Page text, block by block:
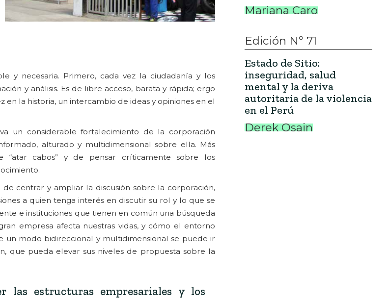
y necesaria. Primero, cada vez la ciudadanía y los
y análisis. Es de libre acceso, barata y rápida; ergo
la historia, un intercambio de ideas y opiniones en el
un considerable fortalecimiento de la corporación
alturado y multidimensional sobre ella. Más
“atar cabos” y de pensar críticamente sobre los
centrar y ampliar la discusión sobre la corporación,
a quien tenga interés en discutir su rol y lo que se
e instituciones que tienen en común una búsqueda
empresa afecta nuestras vidas, y cómo el entorno
un modo bidireccional y multidimensional se puede ir
que pueda elevar sus niveles de propuesta sobre la
las estructuras empresariales y los
Mariana Caro
Edición Nº 71
Estado de Sitio:
inseguridad, salud
mental y la deriva
autoritaria de la violencia
en el Perú
Derek Osain